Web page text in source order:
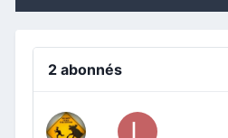
2 abonnés